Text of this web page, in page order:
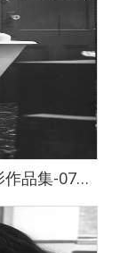
尼娜·利恩 Nina Leen 尼娜·利恩 摄影作品集-0724